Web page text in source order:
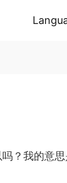
？我的意